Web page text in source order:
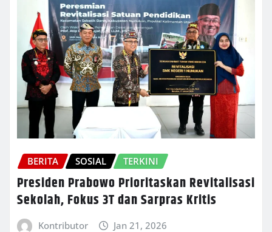
BERITA SOSIAL TERKINI
Presiden Prabowo Prioritaskan Revitalisasi
Sekolah, Fokus 3T dan Sarpras Kritis
Kontributor Jan 21, 2026